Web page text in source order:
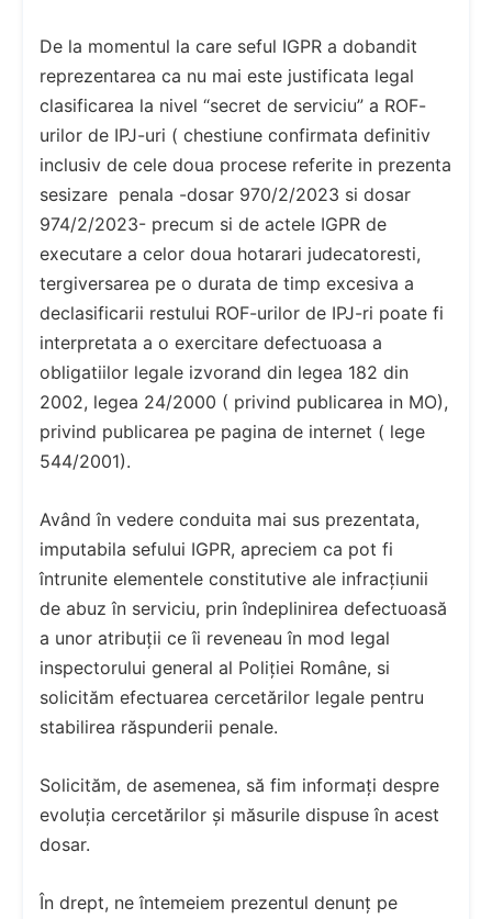
De la momentul la care seful IGPR a dobandit
reprezentarea ca nu mai este justificata legal
clasificarea la nivel “secret de serviciu” a ROF-
urilor de IPJ-uri ( chestiune confirmata definitiv
inclusiv de cele doua procese referite in prezenta
sesizare penala -dosar 970/2/2023 si dosar
974/2/2023- precum si de actele IGPR de
executare a celor doua hotarari judecatoresti,
tergiversarea pe o durata de timp excesiva a
declasificarii restului ROF-urilor de IPJ-ri poate fi
interpretata a o exercitare defectuoasa a
obligatiilor legale izvorand din legea 182 din
2002, legea 24/2000 ( privind publicarea in MO),
privind publicarea pe pagina de internet ( lege
544/2001).
Având în vedere conduita mai sus prezentata,
imputabila sefului IGPR, apreciem ca pot fi
întrunite elementele constitutive ale infracțiunii
de abuz în serviciu, prin îndeplinirea defectuoasă
a unor atribuții ce îi reveneau în mod legal
inspectorului general al Poliției Române, si
solicităm efectuarea cercetărilor legale pentru
stabilirea răspunderii penale.
Solicităm, de asemenea, să fim informați despre
evoluția cercetărilor și măsurile dispuse în acest
dosar.
În drept, ne întemeiem prezentul denunț pe